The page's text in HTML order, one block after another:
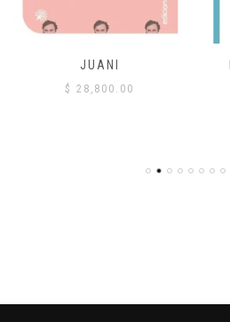
JUANI
$ 28,800.00